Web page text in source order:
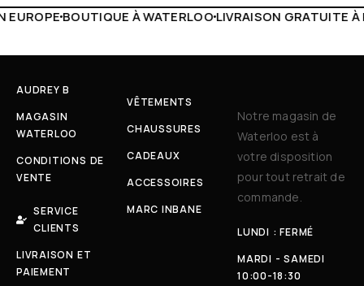
LIVRAISON GRATUITE À PARTIR DE 150€LIVE
AUDREY B
MAGASIN
WATERLOO
CONDITIONS DE
VENTE
SERVICE
CLIENTS
LIVRAISON ET
PAIEMENT
VÊTEMENTS
CHAUSSURES
CADEAUX
ACCESSOIRES
MARC INBANE
Notre magasin de
Waterloo est à
votre disposition
pour tout retrait de
commande.
LUNDI : FERMÉ
MARDI - SAMEDI
10:00-18:30